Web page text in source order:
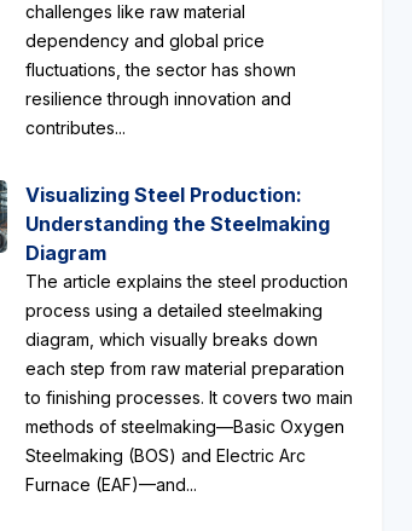
challenges like raw material
dependency and global price
fluctuations, the sector has shown
resilience through innovation and
contributes...
Visualizing Steel Production:
Understanding the Steelmaking
Diagram
The article explains the steel production
process using a detailed steelmaking
diagram, which visually breaks down
each step from raw material preparation
to finishing processes. It covers two main
methods of steelmaking—Basic Oxygen
Steelmaking (BOS) and Electric Arc
Furnace (EAF)—and...